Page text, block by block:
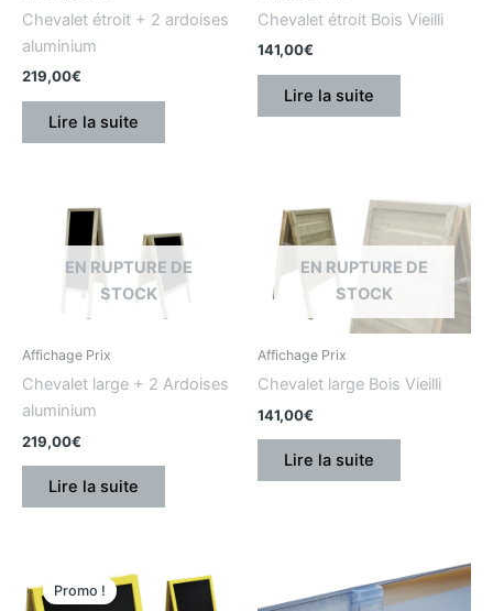
Chevalet étroit + 2 ardoises
aluminium
219,00€
Lire la suite
Chevalet étroit Bois Vieilli
141,00€
Lire la suite
EN RUPTURE DE
STOCK
Affichage Prix
Chevalet large + 2 Ardoises
aluminium
219,00€
Lire la suite
EN RUPTURE DE
STOCK
Affichage Prix
Chevalet large Bois Vieilli
141,00€
Lire la suite
Promo !
prix
initial
prix
actuel